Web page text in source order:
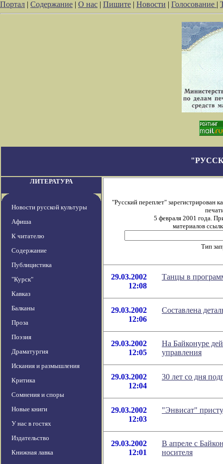
Портал | Содержание | О нас | Пишите | Новости | Голосование |
ЛИТЕРАТУРА
Новости русской культуры
Афиша
К читателю
Содержание
Публицистика
"Курск"
Кавказ
Балканы
Проза
Поэзия
Драматургия
Искания и размышления
Критика
Сомнения и споры
Новые книги
У нас в гостях
Издательство
Книжная лавка
"Русский переплет" зарегистрирован
5 февраля 2001 года.
материалов
Тип
29.03.2002
12:08
Танцы в
29.03.2002
12:06
Составлена
29.03.2002
12:05
На Байконуре
управления
29.03.2002
12:04
30 лет со дня
29.03.2002
12:03
"Энвисат"
29.03.2002
12:01
В апреле с
носителя